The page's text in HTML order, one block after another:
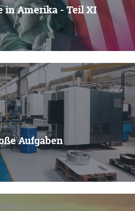
in Amerika - Teil XI
Aufgaben